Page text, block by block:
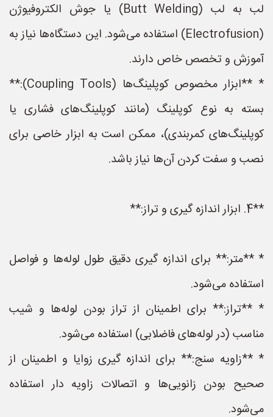
لب به لب (Butt Welding) یا جوش الکتروفیوژن
(Electrofusion) استفاده می‌شود. این دستگاه‌ها نیاز به
آموزش و تخصص خاص دارند.
* **ابزار مخصوص کوپلینگ‌ها (Coupling Tools):**
بسته به نوع کوپلینگ (مانند کوپلینگ‌های فشاری یا
کوپلینگ‌های کمربندی)، ممکن است به ابزار خاصی برای
نصب و سفت کردن آن‌ها نیاز باشد.
**4. ابزار اندازه گیری و تراز:**
* **متر:** برای اندازه گیری دقیق طول لوله‌ها و فواصل
استفاده می‌شود.
* **تراز:** برای اطمینان از تراز بودن لوله‌ها و شیب
مناسب (در لوله‌های فاضلابی) استفاده می‌شود.
* **زاویه سنج:** برای اندازه گیری زوایا و اطمینان از
صحیح بودن زانویی‌ها و اتصالات زاویه دار استفاده
می‌شود.